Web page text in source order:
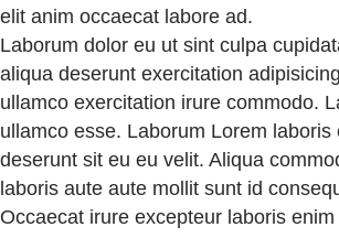
elit anim occaecat labore ad.
Laborum dolor eu ut sint culpa
aliqua deserunt exercitation
ullamco exercitation irure commodo.
ullamco esse. Laborum Lorem laboris
deserunt sit eu eu velit. Aliqua
laboris aute aute mollit sunt id
Occaecat irure excepteur laboris